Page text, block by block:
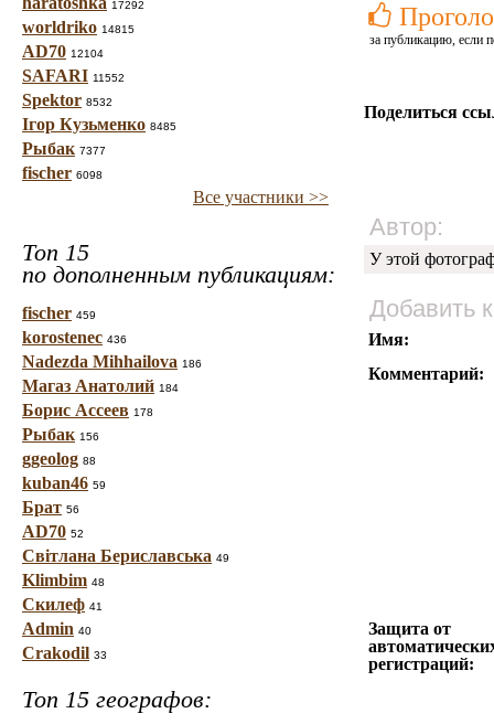
17292
worldriko 14815
AD70 12104
SAFARI 11552
Spektor 8532
Ігор Кузьменко 8485
Рыбак 7377
fischer 6098
Все участники >>
Топ 15
по дополненным публикациям:
fischer 459
korostenec 436
Nadezda Mihhailova 186
Магаз Анатолий 184
Борис Ассеев 178
Рыбак 156
ggeolog 88
kuban46 59
Брат 56
AD70 52
Світлана Бериславська 49
Klimbim 48
Скилеф 41
Admin 40
Crakodil 33
Топ 15 географов:
за публикацию, если
Поделиться
Автор:
У этой
Добавить
Имя:
Комментарий:
Защита от
регистраций: